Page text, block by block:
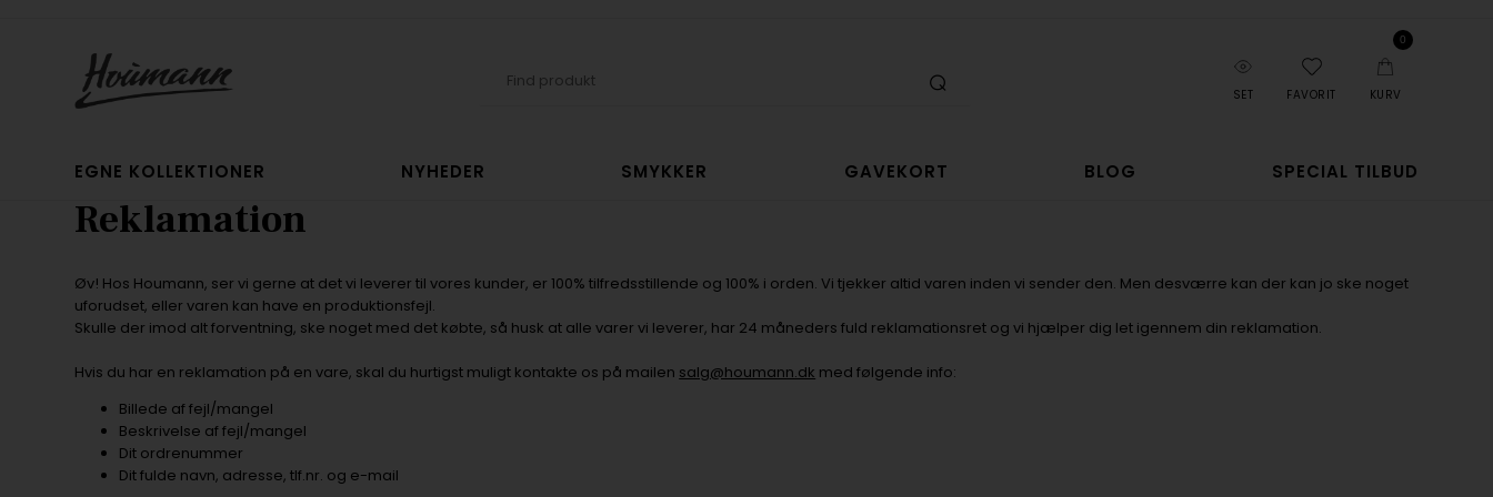
SET FAVORIT
0
KURV
EGNE KOLLEKTIONER NYHEDER SMYKKER GAVEKORT BLOG SPECIAL TILBUD
Reklamation
Øv! Hos Houmann, ser vi gerne at det vi leverer til vores kunder, er 100% tilfredsstillende og 100% i orden. Vi tjekker altid varen inden vi sender den. Men desværre kan der kan jo ske noget
uforudset, eller varen kan have en produktionsfejl.
Skulle der imod alt forventning, ske noget med det købte, så husk at alle varer vi leverer, har 24 måneders fuld reklamationsret og vi hjælper dig let igennem din reklamation.
Hvis du har en reklamation på en vare, skal du hurtigst muligt kontakte os på mailen salg@houmann.dk med følgende info:
Billede af fejl/mangel
Beskrivelse af fejl/mangel
Dit ordrenummer
Dit fulde navn, adresse, tlf.nr. og e-mail